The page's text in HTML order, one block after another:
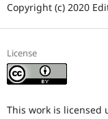
Copyright (c) 2020
License
This work is licensed